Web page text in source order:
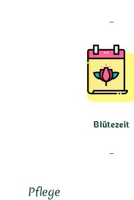
–
Blütezeit
–
Pflege